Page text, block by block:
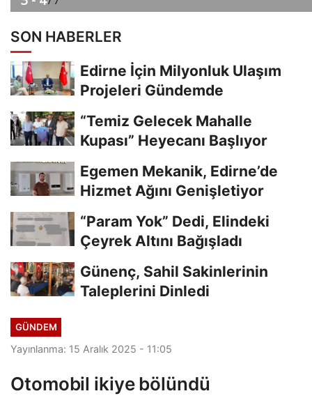
SON HABERLER
Edirne İçin Milyonluk Ulaşım
Projeleri Gündemde
“Temiz Gelecek Mahalle
Kupası” Heyecanı Başlıyor
Egemen Mekanik, Edirne’de
Hizmet Ağını Genişletiyor
“Param Yok” Dedi, Elindeki
Çeyrek Altını Bağışladı
Günenç, Sahil Sakinlerinin
Taleplerini Dinledi
GÜNDEM
Yayınlanma: 15 Aralık 2025 - 11:05
Otomobil ikiye bölündü